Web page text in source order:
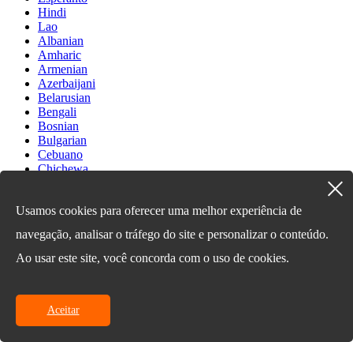
Hindi
Lao
Albanian
Amharic
Armenian
Azerbaijani
Belarusian
Bengali
Bosnian
Bulgarian
Cebuano
Chichewa
Dutch
Filipino
Finnish
Georgian
Gujarati
Haitian
Usamos cookies para oferecer uma melhor experiência de
navegação, analisar o tráfego do site e personalizar o conteúdo.
Ao usar este site, você concorda com o uso de cookies.
Aceitar